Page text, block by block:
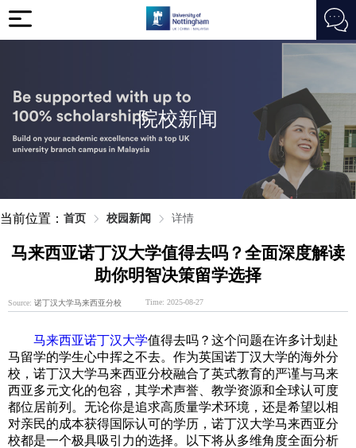
院校新闻
当前位置： 首页 校园新闻 详情
马来西亚诺丁汉大学值得去吗？全面深度解读
助你明智决策留学选择
Source: 诺丁汉大学马来西亚分校 Time: 2025-08-27
马来西亚诺丁汉大学值得去吗？这个问题在许多计划赴
马留学的学生心中挥之不去。作为英国诺丁汉大学的海外分
校，诺丁汉大学马来西亚分校融合了英式教育的严谨与马来
西亚多元文化的包容，其学术声誉、教学资源和全球认可度
都位居前列。无论你是追求高质量学术环境，还是希望以相
对亲民的成本获得国际认可的学历，诺丁汉大学马来西亚分
校都是一个极具吸引力的选择。以下将从多维角度全面分析